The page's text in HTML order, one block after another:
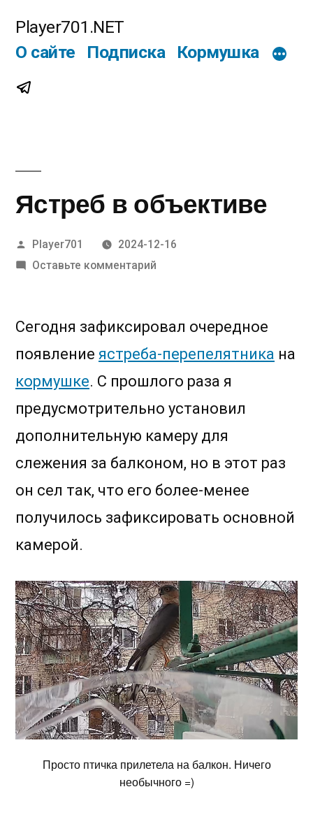
Player701.NET
О сайте
Подписка Кормушка
Telegram
Ястреб в объективе
Написано
автором
Player701
2024-12-16
Оставьте комментарийк
объективе
Сегодня зафиксировал очередное
появление ястреба-перепелятника на
кормушке. С прошлого раза я
предусмотрительно установил
дополнительную камеру для
слежения за балконом, но в этот раз
он сел так, что его более-менее
получилось зафиксировать основной
камерой.
Просто птичка прилетела на балкон. Ничего
необычного =)